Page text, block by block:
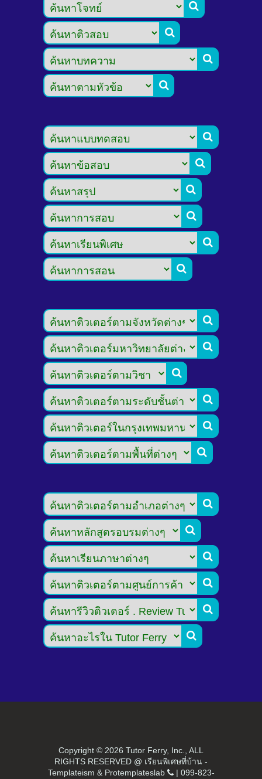






















Copyright © 2026 Tutor Ferry, Inc., ALL
RIGHTS RESERVED @ เรียนพิเศษที่บ้าน -
Templateism & Protemplateslab | 099-823-